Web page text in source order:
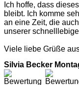
Ich hoffe, dass
bleibt. Ich komme
an eine Zeit, die
unserer
Viele liebe Grüße
Silvia Becker